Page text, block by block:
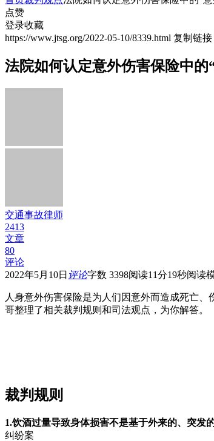
点赞
登录收藏
https://www.jtsg.org/2022-05-10/8339.html 复制链接
法院如何认定意外伤害保险中的
交通事故律师
2413
文章
80
评论
2022年5月10日 评论字数 3398阅读11分19秒阅读
人身意外伤害保险是为人们因意外而造成死亡
哥整理了相关裁判规则和司法观点，为你解答。
裁判规则
1.饮酒过量导致身体损害不是基于外来的、突发
纠纷案